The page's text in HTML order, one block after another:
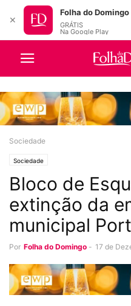
Sociedade
Sociedade
Bloco de
extinção da
municipal
Por Folha do Domingo - 17 de
✕
Folha do Domingo
GRÁTIS
Na Google Play